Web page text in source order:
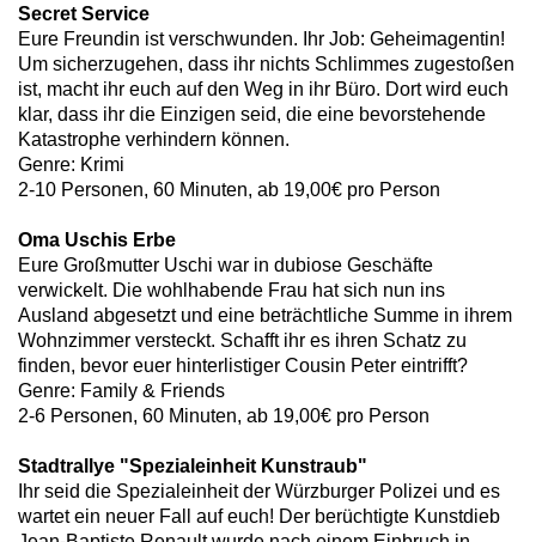
Secret Service
Eure Freundin ist verschwunden. Ihr Job: Geheimagentin!
Um sicherzugehen, dass ihr nichts Schlimmes zugestoßen
ist, macht ihr euch auf den Weg in ihr Büro. Dort wird euch
klar, dass ihr die Einzigen seid, die eine bevorstehende
Katastrophe verhindern können.
Genre: Krimi
2-10 Personen, 60 Minuten, ab 19,00€ pro Person
Oma Uschis Erbe
Eure Großmutter Uschi war in dubiose Geschäfte
verwickelt. Die wohlhabende Frau hat sich nun ins
Ausland abgesetzt und eine beträchtliche Summe in ihrem
Wohnzimmer versteckt. Schafft ihr es ihren Schatz zu
finden, bevor euer hinterlistiger Cousin Peter eintrifft?
Genre: Family & Friends
2-6 Personen, 60 Minuten, ab 19,00€ pro Person
Stadtrallye "Spezialeinheit Kunstraub"
Ihr seid die Spezialeinheit der Würzburger Polizei und es
wartet ein neuer Fall auf euch! Der berüchtigte Kunstdieb